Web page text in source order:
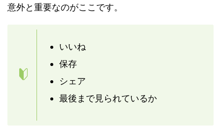
意外と重要なのがここです。
いいね
保存
シェア
最後まで見られているか